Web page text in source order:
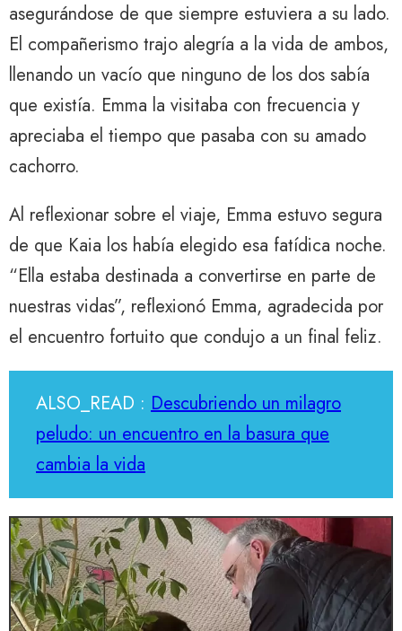
asegurándose de que siempre estuviera a su lado.
El compañerismo trajo alegría a la vida de ambos,
llenando un vacío que ninguno de los dos sabía
que existía. Emma la visitaba con frecuencia y
apreciaba el tiempo que pasaba con su amado
cachorro.
Al reflexionar sobre el viaje, Emma estuvo segura
de que Kaia los había elegido esa fatídica noche.
“Ella estaba destinada a convertirse en parte de
nuestras vidas”, reflexionó Emma, ​​agradecida por
el encuentro fortuito que condujo a un final feliz.
ALSO_READ : Descubriendo un milagro
peludo: un encuentro en la basura que
cambia la vida